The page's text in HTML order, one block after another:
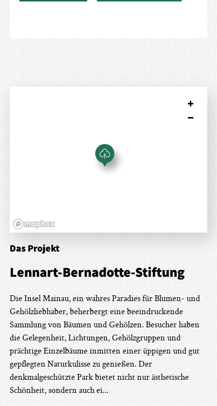
Das Projekt
Lennart-Bernadotte-Stiftung
Die Insel Mainau, ein wahres Paradies für Blumen- und
Gehölzliebhaber, beherbergt eine beeindruckende
Sammlung von Bäumen und Gehölzen. Besucher haben
die Gelegenheit, Lichtungen, Gehölzgruppen und
prächtige Einzelbäume inmitten einer üppigen und gut
gepflegten Naturkulisse zu genießen. Der
denkmalgeschützte Park bietet nicht nur ästhetische
Schönheit, sondern auch ei...